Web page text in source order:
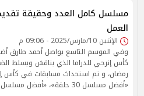
مسلسل كامل العدد وحقيقة
العمل
الإثنين 10/مارس/2025 - 09:06 م
وفي الموسم التاسع يواصل أحمد طارق أضا
كأس إنرجي للدراما الذي يناقش ويسلط
رمضان، و تم استحداث مسابقات في
«أفضل مسلسل 30 حلقة»، «أفضل مسلسل 15 حلقة